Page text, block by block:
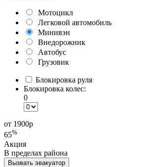
Мотоцикл
Легковой автомобиль
Минивэн
Внедорожник
Автобус
Грузовик
Блокировка руля
Блокировка колес:
0
от 1900р
65%
Акция
В пределах района
Вызвать эвакуатор